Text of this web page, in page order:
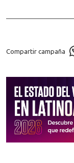
Compartir campaña